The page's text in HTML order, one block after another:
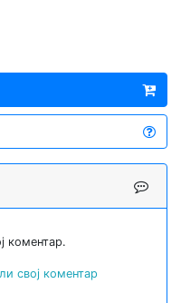
коментар.
свој коментар